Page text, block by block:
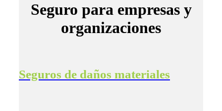
Seguro para empresas y
organizaciones
Seguros de daños materiales